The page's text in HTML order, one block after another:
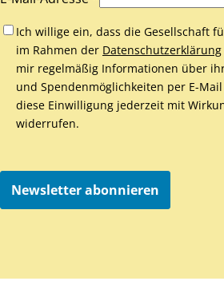
Ich willige ein, dass die Gesellschaft
im Rahmen der Datenschutzerklärung
mir regelmäßig Informationen über
und Spendenmöglichkeiten per E-
diese Einwilligung jederzeit mit
widerrufen.
Newsletter abonnieren